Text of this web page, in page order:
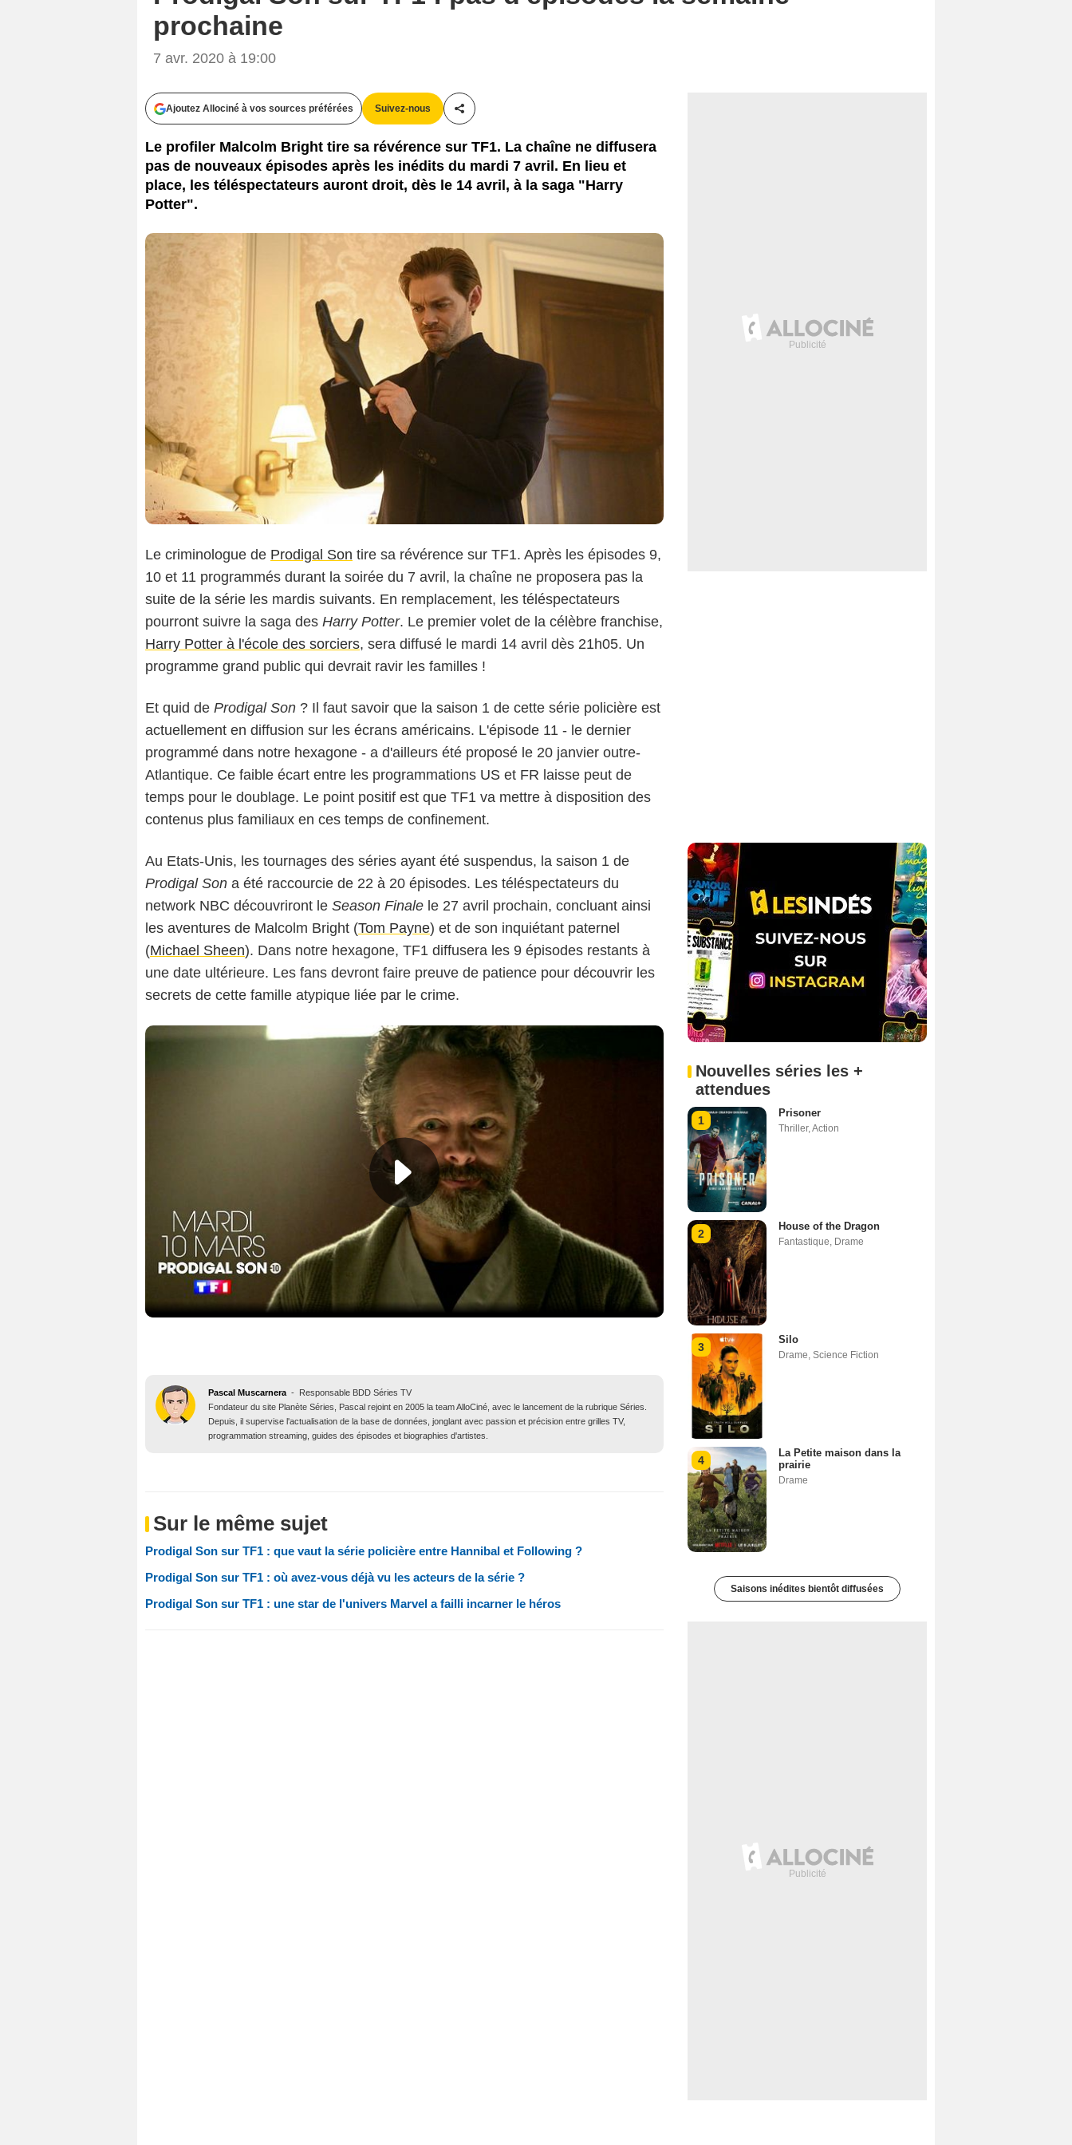
prochaine
7 avr. 2020 à 19:00
Ajoutez Allociné à vos sources préférées Suivez-nous
Partager cet article
Le profiler Malcolm Bright tire sa révérence sur TF1. La chaîne ne diffusera
pas de nouveaux épisodes après les inédits du mardi 7 avril. En lieu et
place, les téléspectateurs auront droit, dès le 14 avril, à la saga "Harry
Potter".
Le criminologue de Prodigal Son tire sa révérence sur TF1. Après les épisodes 9,
10 et 11 programmés durant la soirée du 7 avril, la chaîne ne proposera pas la
suite de la série les mardis suivants. En remplacement, les téléspectateurs
pourront suivre la saga des Harry Potter. Le premier volet de la célèbre franchise,
Harry Potter à l'école des sorciers, sera diffusé le mardi 14 avril dès 21h05. Un
programme grand public qui devrait ravir les familles !
Et quid de Prodigal Son ? Il faut savoir que la saison 1 de cette série policière est
actuellement en diffusion sur les écrans américains. L'épisode 11 - le dernier
programmé dans notre hexagone - a d'ailleurs été proposé le 20 janvier outre-
Atlantique. Ce faible écart entre les programmations US et FR laisse peut de
temps pour le doublage. Le point positif est que TF1 va mettre à disposition des
contenus plus familiaux en ces temps de confinement.
Au Etats-Unis, les tournages des séries ayant été suspendus, la saison 1 de
Prodigal Son a été raccourcie de 22 à 20 épisodes. Les téléspectateurs du
network NBC découvriront le Season Finale le 27 avril prochain, concluant ainsi
les aventures de Malcolm Bright (Tom Payne) et de son inquiétant paternel
(Michael Sheen). Dans notre hexagone, TF1 diffusera les 9 épisodes restants à
une date ultérieure. Les fans devront faire preuve de patience pour découvrir les
secrets de cette famille atypique liée par le crime.
Pascal Muscarnera - Responsable BDD Séries TV
Fondateur du site Planète Séries, Pascal rejoint en 2005 la team AlloCiné, avec le lancement de la rubrique Séries.
Depuis, il supervise l'actualisation de la base de données, jonglant avec passion et précision entre grilles TV,
programmation streaming, guides des épisodes et biographies d'artistes.
Sur le même sujet
Prodigal Son sur TF1 : que vaut la série policière entre Hannibal et Following ?
Prodigal Son sur TF1 : où avez-vous déjà vu les acteurs de la série ?
Prodigal Son sur TF1 : une star de l'univers Marvel a failli incarner le héros
Nouvelles séries les +
attendues
1
Prisoner
Thriller, Action
2
House of the Dragon
Fantastique Drame
3
Silo
Drame Science Fiction
4
La Petite maison dans la
prairie
Drame
Saisons inédites bientôt diffusées